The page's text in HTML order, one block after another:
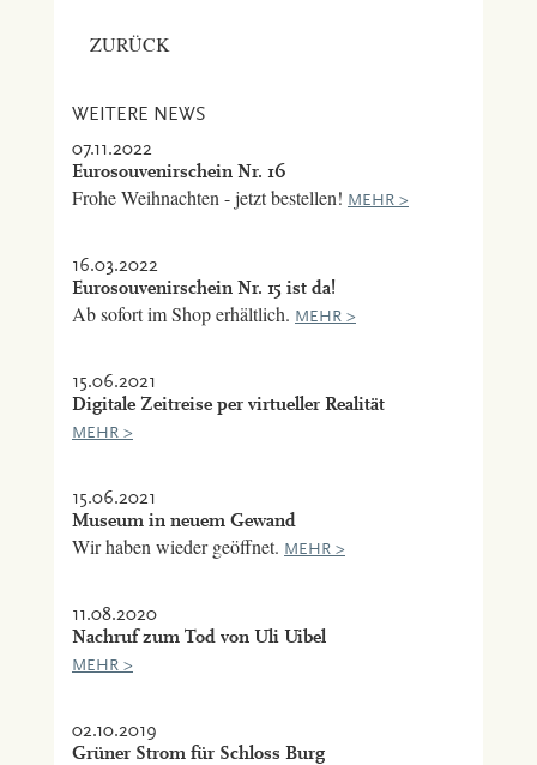
ZURÜCK
WEITERE NEWS
07.11.2022
Eurosouvenirschein Nr. 16
Frohe Weihnachten - jetzt bestellen! MEHR >
16.03.2022
Eurosouvenirschein Nr. 15 ist da!
Ab sofort im Shop erhältlich. MEHR >
15.06.2021
Digitale Zeitreise per virtueller Realität
MEHR >
15.06.2021
Museum in neuem Gewand
Wir haben wieder geöffnet. MEHR >
11.08.2020
Nachruf zum Tod von Uli Uibel
MEHR >
02.10.2019
Grüner Strom für Schloss Burg